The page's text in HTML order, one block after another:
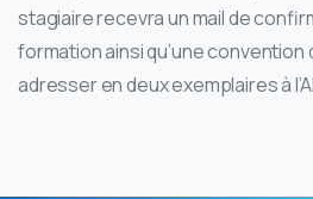
stagiaire recevra un mail de
formation ainsi qu’une
adresser en deux exemplaires à